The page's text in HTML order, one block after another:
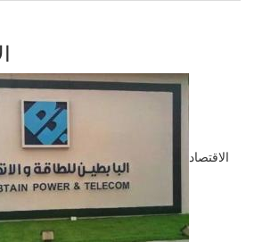
الاقتصاد